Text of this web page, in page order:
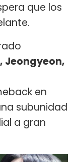
que los
Jeongyeon,
en
subunidad
a gran